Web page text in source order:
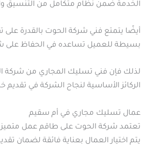
الخدمة ضمن نظام متكامل من التنسيق
أيضًا يتمتع فني شركة الحوت بالقدرة
بسيطة للعميل تساعده في الحفاظ على
لذلك فإن فني تسليك المجاري من شركة
الركائز الأساسية لنجاح الشركة في
عمال تسليك مجاري في أم سقيم
تعتمد شركة الحوت على طاقم عمل
يتم اختيار العمال بعناية فائقة لضمان